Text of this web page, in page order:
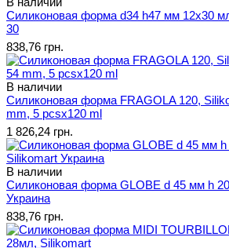
Силиконовая форма d34 h47 мм 12х30
30
838,76 грн.
В наличии
Силиконовая форма FRAGOLA 120,
mm, 5 pcsx120 ml
1 826,24 грн.
В наличии
Силиконовая форма GLOBE d 45 мм h
Украина
838,76 грн.